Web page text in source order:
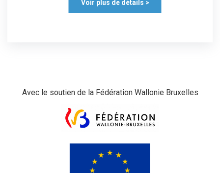
Voir plus de détails >
Avec le soutien de la Fédération Wallonie Bruxelles